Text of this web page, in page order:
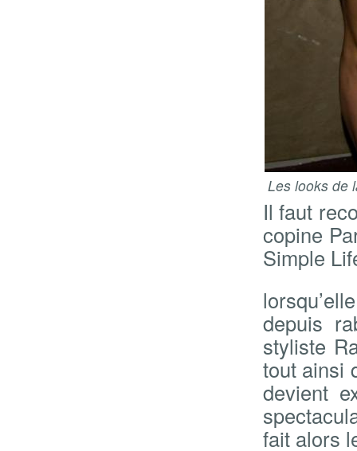
Les looks de
Il faut
copine
Simple
depuis
styliste
tout ainsi
devient
fait alors